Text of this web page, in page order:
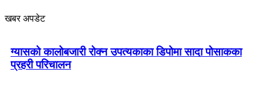
खबर अपडेट
ग्यासको कालोबजारी रोक्न उपत्यकाका डिपोमा सादा पोसाकका
प्रहरी परिचालन